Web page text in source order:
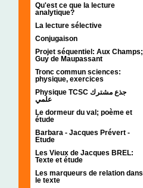
Qu'est ce que la lecture
analytique?
La lecture sélective
Conjugaison
Projet séquentiel: Aux Champs;
Guy de Maupassant
Tronc commun sciences:
physique, exercices
Physique TCSC جذع مشترك
علمي
Le dormeur du val; poème et
étude
Barbara - Jacques Prévert -
Etude
Les Vieux de Jacques BREL:
Texte et étude
Les marqueurs de relation dans
le texte